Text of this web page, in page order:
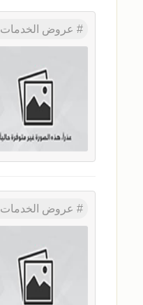
عروض الخدمات
عروض الخدمات